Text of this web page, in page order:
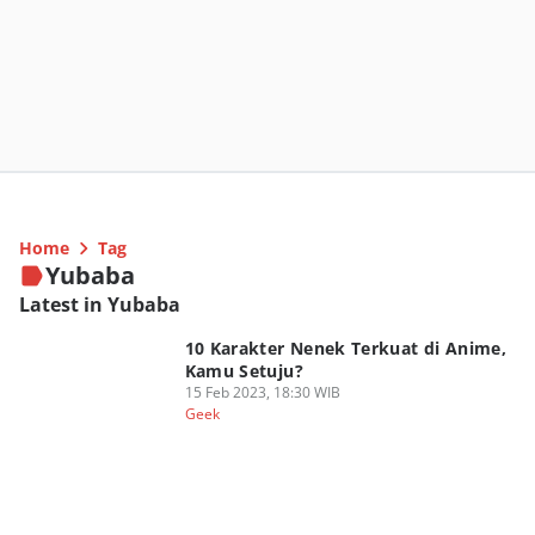
Home Tag
Yubaba
Latest in Yubaba
10 Karakter Nenek Terkuat di Anime,
Kamu Setuju?
15 Feb 2023, 18:30 WIB
Geek